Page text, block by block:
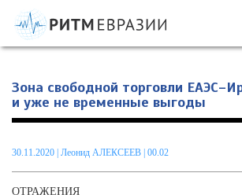
Информационно-аналитическое издание,
проблемам интеграции на постсоветском
Зона свободной торговли
и уже не временные выгоды
30.11.2020 Леонид АЛЕКСЕЕВ | 00.02
ОТРАЖЕНИЯ